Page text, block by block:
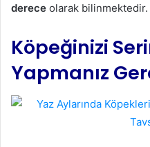
derece olarak bilinmektedir.
Köpeğinizi
Yapmanız